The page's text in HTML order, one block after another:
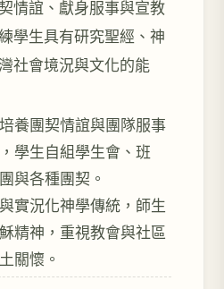
情誼、獻身服事與宣教
學生具有研究聖經、神
社會境況與文化的能
養團契情誼與團隊服事
學生自組學生會、班
與各種團契。
實況化神學傳統，師生
精神，重視教會與社區
關懷。